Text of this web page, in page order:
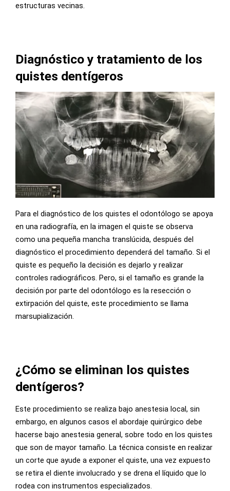
estructuras vecinas.
Diagnóstico y tratamiento de los
quistes dentígeros
Para el diagnóstico de los quistes el odontólogo se apoya
en una radiografía, en la imagen el quiste se observa
como una pequeña mancha translúcida, después del
diagnóstico el procedimiento dependerá del tamaño. Si el
quiste es pequeño la decisión es dejarlo y realizar
controles radiográficos. Pero, si el tamaño es grande la
decisión por parte del odontólogo es la resección o
extirpación del quiste, este procedimiento se llama
marsupialización.
¿Cómo se eliminan los quistes
dentígeros?
Este procedimiento se realiza bajo anestesia local, sin
embargo, en algunos casos el abordaje quirúrgico debe
hacerse bajo anestesia general, sobre todo en los quistes
que son de mayor tamaño. La técnica consiste en realizar
un corte que ayude a exponer el quiste, una vez expuesto
se retira el diente involucrado y se drena el líquido que lo
rodea con instrumentos especializados.